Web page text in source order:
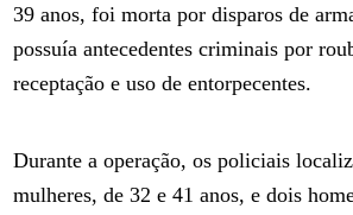
39 anos, foi morta por disparos de
possuía antecedentes criminais por
receptação e uso de entorpecentes.
Durante a operação, os policiais
mulheres, de 32 e 41 anos, e dois